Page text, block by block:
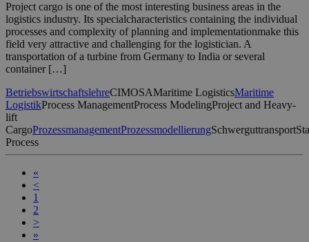
Project cargo is one of the most interesting business areas in the
logistics industry. Its specialcharacteristics containing the individual
processes and complexity of planning and implementationmake this
field very attractive and challenging for the logistician. A
transportation of a turbine from Germany to India or several
container […]
BetriebswirtschaftslehreCIMOSAMaritime LogisticsMaritime
LogistikProcess ManagementProcess ModelingProject and Heavy-
lift
CargoProzessmanagementProzessmodellierungSchwerguttransport
Process
«
<
1
2
>
»